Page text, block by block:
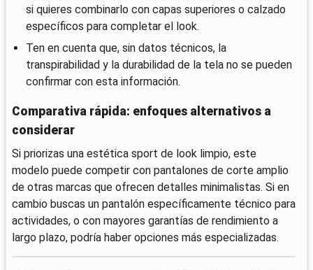
si quieres combinarlo con capas superiores o calzado
específicos para completar el look.
Ten en cuenta que, sin datos técnicos, la
transpirabilidad y la durabilidad de la tela no se pueden
confirmar con esta información.
Comparativa rápida: enfoques alternativos a
considerar
Si priorizas una estética sport de look limpio, este
modelo puede competir con pantalones de corte amplio
de otras marcas que ofrecen detalles minimalistas. Si en
cambio buscas un pantalón específicamente técnico para
actividades, o con mayores garantías de rendimiento a
largo plazo, podría haber opciones más especializadas.